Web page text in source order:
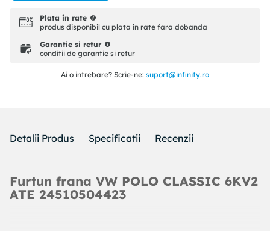
Plata in rate
produs disponibil cu plata in rate fara dobanda
Garantie si retur
conditii de garantie si retur
Ai o intrebare? Scrie-ne: suport@infinity.ro
Detalii Produs Specificatii Recenzii
Furtun frana VW POLO CLASSIC 6KV2
ATE 24510504423